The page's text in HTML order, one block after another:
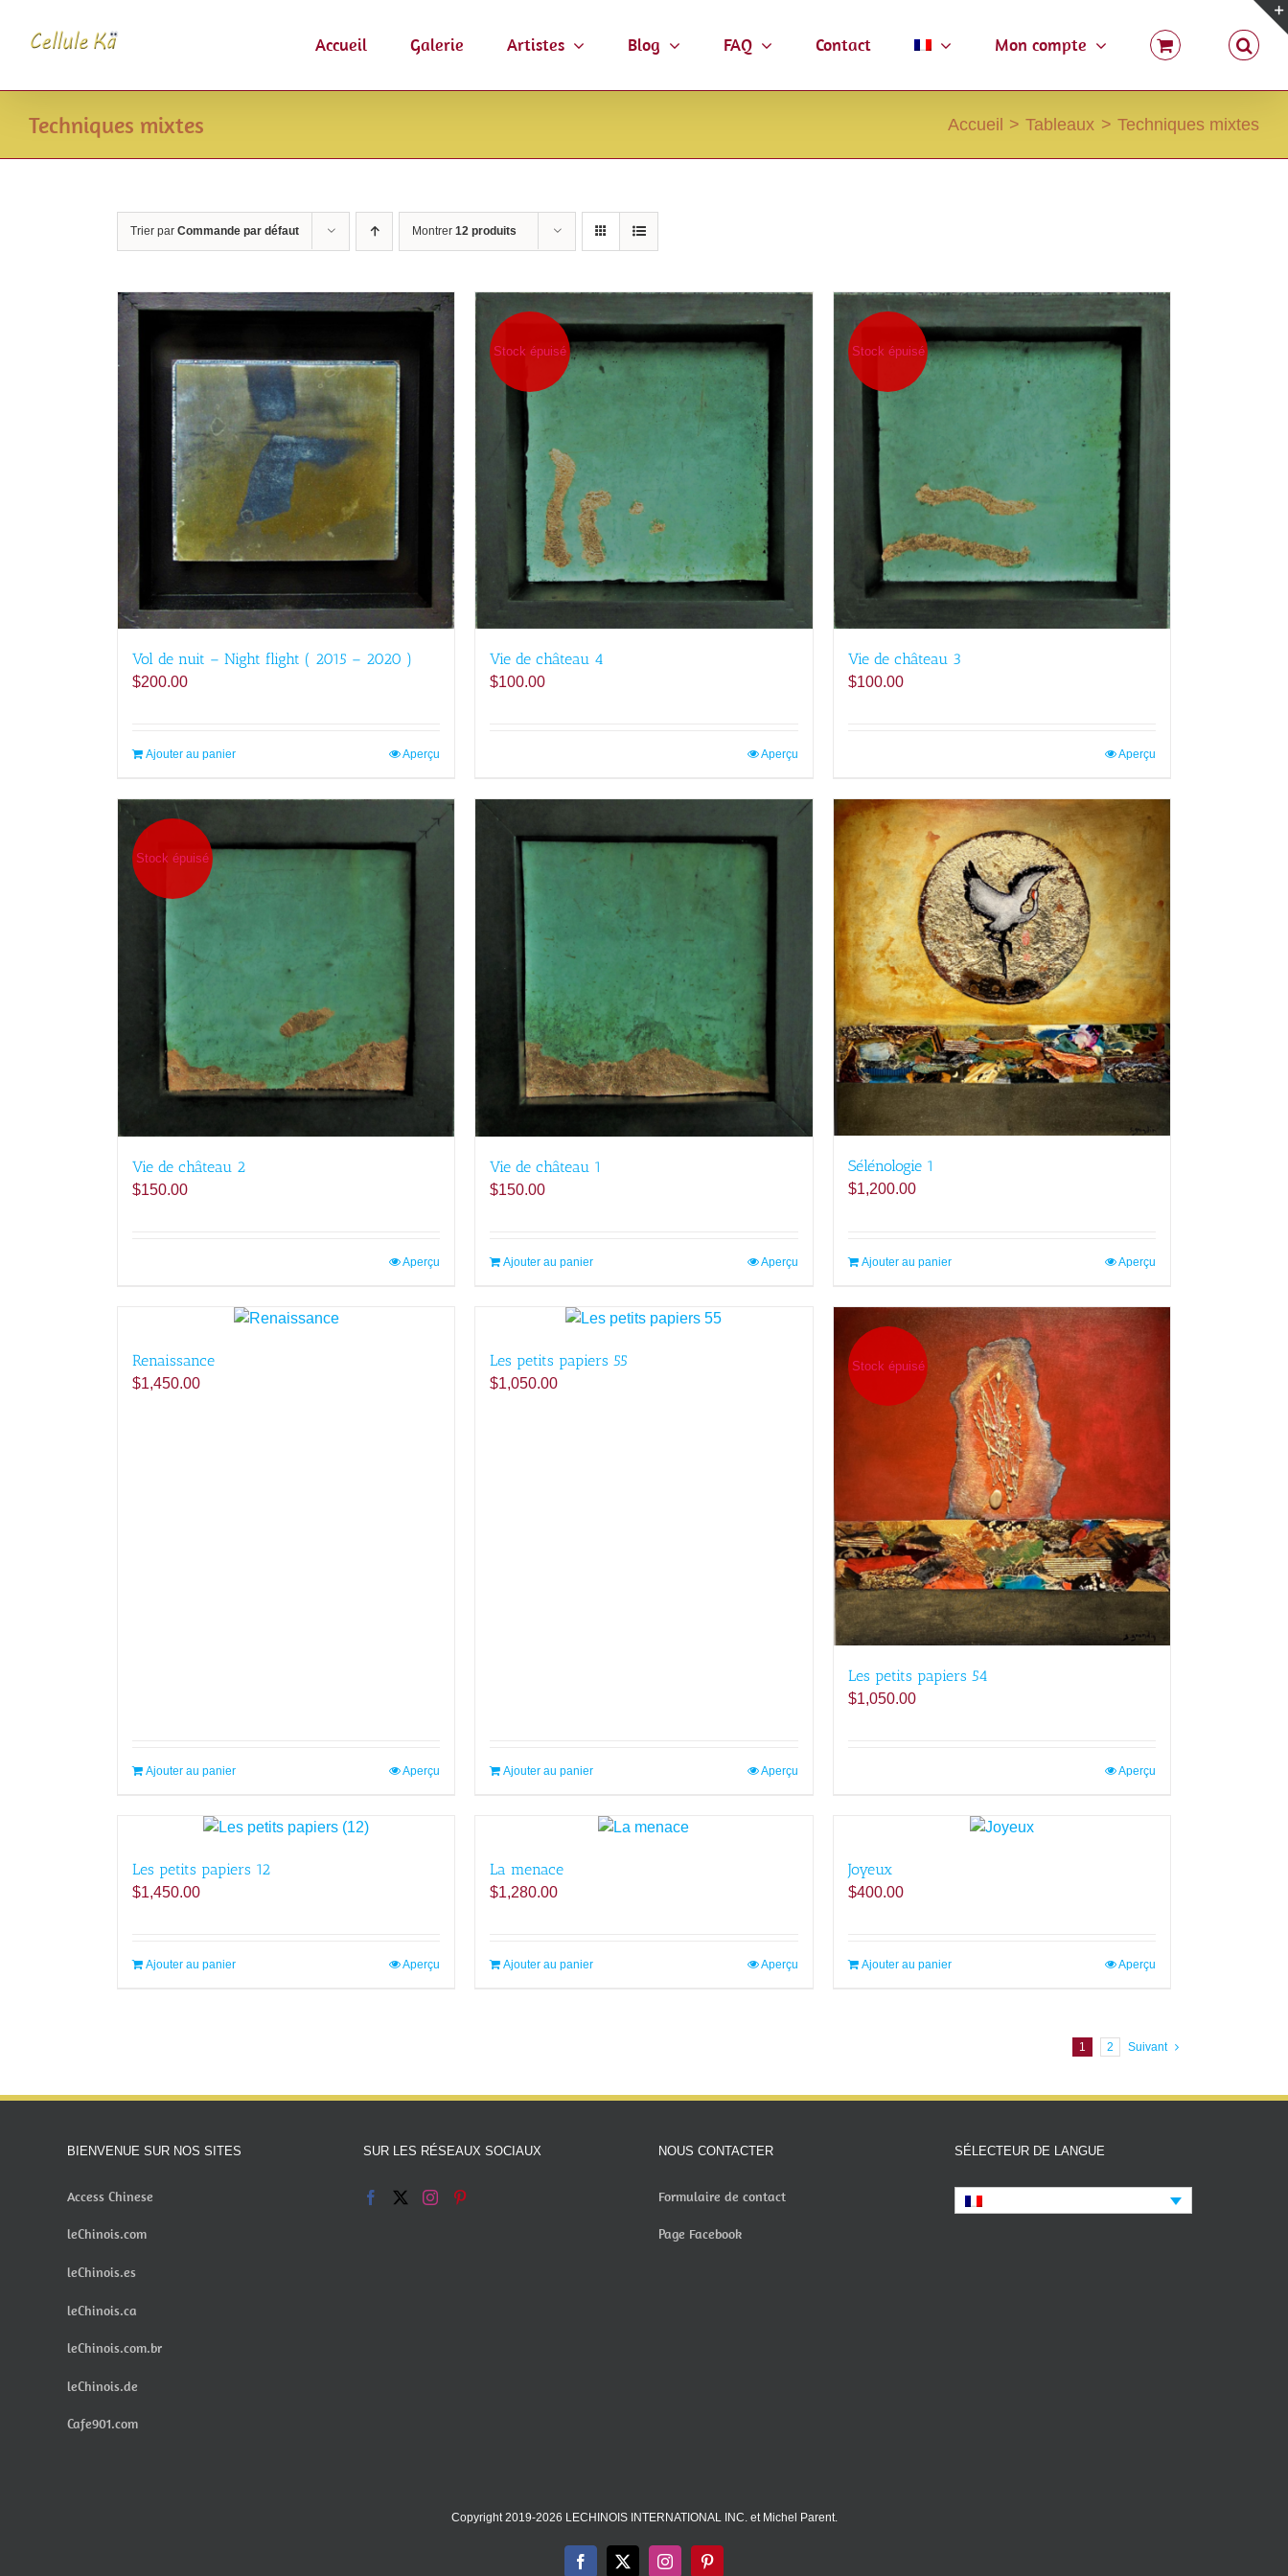
Accueil Galerie Artistes Blog FAQ Contact Mon compte
Techniques mixtes Accueil Tableaux Techniques mixtes
Trier par Commande par défaut Montrer 12 produits
Vol de nuit – Night flight ( 2015 – 2020 )
$200.00
Ajouter au panier Aperçu
Stock épuisé
Vie de château 4
$100.00
Aperçu
Stock épuisé
Vie de château 3
$100.00
Aperçu
Stock épuisé
Vie de château 2
$150.00
Aperçu
Vie de château 1
$150.00
Ajouter au panier Aperçu
Sélénologie 1
$1,200.00
Ajouter au panier Aperçu
Renaissance
$1,450.00
Ajouter au panier Aperçu
Les petits papiers 55
$1,050.00
Ajouter au panier Aperçu
Stock épuisé
Les petits papiers 54
$1,050.00
Aperçu
Les petits papiers 12
$1,450.00
Ajouter au panier Aperçu
La menace
$1,280.00
Ajouter au panier Aperçu
Joyeux
$400.00
Ajouter au panier Aperçu
1 2 Suivant
BIENVENUE SUR NOS SITES
Access Chinese
leChinois.com
leChinois.es
leChinois.ca
leChinois.com.br
leChinois.de
Cafe901.com
SUR LES RÉSEAUX SOCIAUX NOUS CONTACTER
Formulaire de contact
Page Facebook
SÉLECTEUR DE LANGUE
Copyright 2019-2026 LECHINOIS INTERNATIONAL INC. et Michel Parent.
Facebook
X InstagramPinterest